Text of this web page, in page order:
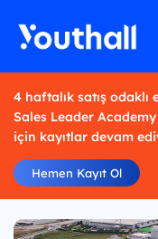
4 haftalık satış
Sales Leader
için kayıtlar devam
Hemen Kayıt Ol